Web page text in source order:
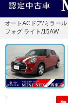
オートACドア/ミラー
フォグ ライト/15AW